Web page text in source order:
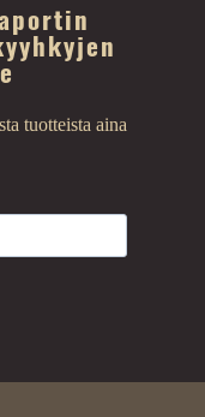
tuotteista aina